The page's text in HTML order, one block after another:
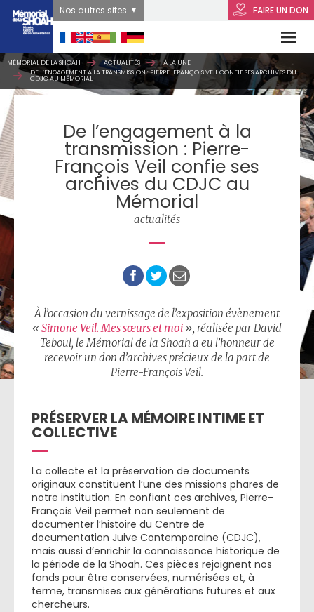
FAIRE UN DON
Nos autres sites
MÉMORIAL DE LA SHOAH ACTUALITÉS
À LA UNE
DE L’ENGAGEMENT À LA TRANSMISSION : PIERRE-FRANÇOIS VEIL CONFIE SES ARCHIVES DU
CDJC AU MÉMORIAL
De l’engagement à la
transmission : Pierre-
François Veil confie ses
archives du CDJC au
Mémorial
actualités
À l’occasion du vernissage de l’exposition évènement
«Simone Veil. Mes sœurs et moi », réalisée par David
Teboul, le Mémorial de la Shoah a eu l’honneur de
recevoir un don d’archives précieux de la part de
Pierre-François Veil.
PRÉSERVER LA MÉMOIRE INTIME ET
COLLECTIVE
La collecte et la préservation de documents
originaux constituent l’une des missions phares de
notre institution. En confiant ces archives, Pierre-
François Veil permet non seulement de
documenter l’histoire du Centre de
documentation Juive Contemporaine (CDJC),
mais aussi d’enrichir la connaissance historique de
la période de la Shoah. Ces pièces rejoignent nos
fonds pour être conservées, numérisées et, à
terme, transmises aux générations futures et aux
chercheurs.